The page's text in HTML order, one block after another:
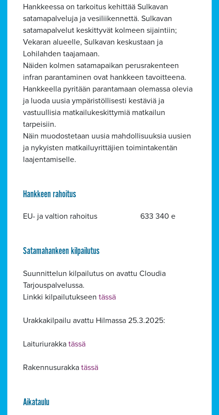
Hankkeessa on tarkoitus kehittää Sulkavan
satamapalveluja ja vesiliikennettä. Sulkavan
satamapalvelut keskittyvät kolmeen sijaintiin;
Vekaran alueelle, Sulkavan keskustaan ja
Lohilahden taajamaan.
Näiden kolmen satamapaikan perusrakenteen
infran parantaminen ovat hankkeen tavoitteena.
Hankkeella pyritään parantamaan olemassa olevia
ja luoda uusia ympäristöllisesti kestäviä ja
vastuullisia matkailukeskittymiä matkailun
tarpeisiin.
Näin muodostetaan uusia mahdollisuuksia uusien
ja nykyisten matkailuyrittäjien toimintakentän
laajentamiselle.
Hankkeen rahoitus
EU- ja valtion rahoitus 633 340 e
Satamahankeen kilpailutus
Suunnittelun kilpailutus on avattu Cloudia
Tarjouspalvelussa.
Linkki kilpailutukseen tässä
Urakkakilpailu avattu Hilmassa 25.3.2025:
Laituriurakkatässä
Rakennusurakkatässä
Aikataulu